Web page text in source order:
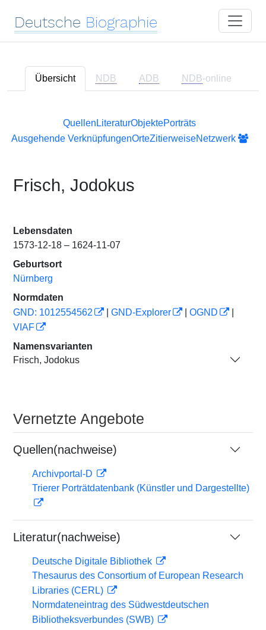
Deutsche Biographie
Übersicht NDB ADB NDB-online
Quellen LiteraturObjektePorträts
Ausgehende VerknüpfungenOrteZitierweiseNetzwerk
Frisch, Jodokus
Lebensdaten
1573-12-18 – 1624-11-07
Geburtsort
Nürnberg
Normdaten
GND: 1012554562
GND-Explorer OGND
VIAF
Namensvarianten
Frisch, Jodokus
Vernetzte Angebote
Quellen(nachweise)
Archivportal-D
Trierer Porträtdatenbank (Künstler und Dargestellte)
Literatur(nachweise)
Deutsche Digitale Bibliothek
Thesaurus des Consortium of European Research
Libraries (CERL)
Normdateneintrag des Südwestdeutschen
Bibliotheksverbundes (SWB)